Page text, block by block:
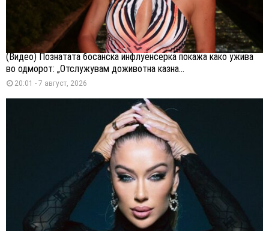
(Видео) Познатата босанска инфлуенсерка покажа како ужива
во одморот: „Отслужувам доживотна казна...
20:01 - 7 август, 2026